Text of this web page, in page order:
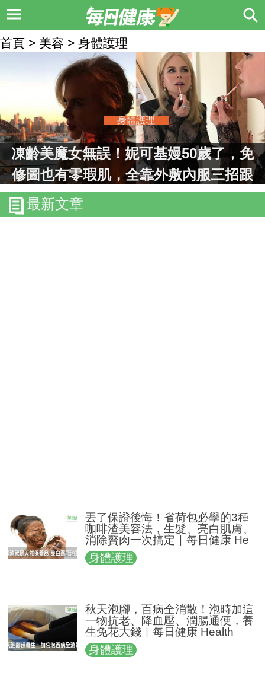
首頁 > 美容 > 身體護理
身體護理
凍齡美魔女無誤！妮可基嫚50歲了，免
修圖也有零瑕肌，全靠外敷內服三招跟
皺紋分手｜每日健康 Health
最新文章
丟了保證後悔！省荷包必學的3種
咖啡渣美容法，生髮、亮白肌膚、
消除贅肉一次搞定｜每日健康 He
alth
身體護理
秋天泡腳，百病全消散！泡時加這
一物抗老、降血壓、潤腸通便，養
生免花大錢｜每日健康 Health
身體護理